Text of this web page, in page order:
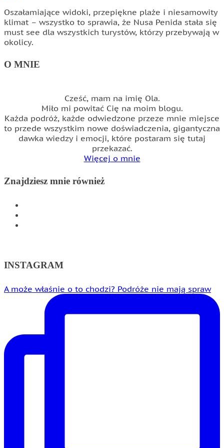
Oszałamiające widoki, przepiękne plaże i niesamowity
klimat – wszystko to sprawia, że Nusa Penida stała się
must see dla wszystkich turystów, którzy przebywają w
okolicy.
O MNIE
Cześć, mam na imię Ola.
Miło mi powitać Cię na moim blogu.
Każda podróż, każde odwiedzone przeze mnie miejsce
to przede wszystkim nowe doświadczenia, gigantyczna
dawka wiedzy i emocji, które postaram się tutaj
przekazać.
Więcej o mnie
Znajdziesz mnie również
INSTAGRAM
A może właśnie o to chodzi? Podróże nie mają spraw